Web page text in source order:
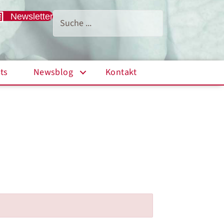
Newsletter
Newsblog Kontakt